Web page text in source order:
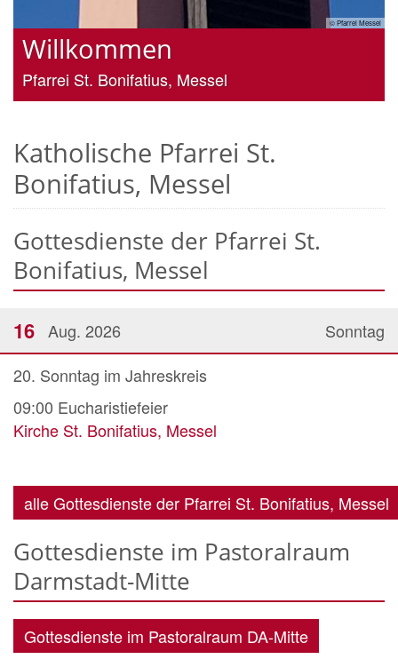
Katholische Pfarrei St.
Bonifatius, Messel
Gottesdienste der Pfarrei St.
Bonifatius, Messel
Sonntag
16 Aug. 2026
20. Sonntag im Jahreskreis
09:00 Eucharistiefeier
Kirche St. Bonifatius, Messel
alle Gottesdienste der Pfarrei St. Bonifatius, Messel
Gottesdienste im Pastoralraum
Darmstadt-Mitte
Gottesdienste im Pastoralraum DA-Mitte